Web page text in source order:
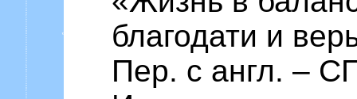
благодати и
Пер. с англ. –